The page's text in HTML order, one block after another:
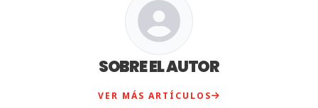
SOBRE EL AUTOR
VER MÁS ARTÍCULOS